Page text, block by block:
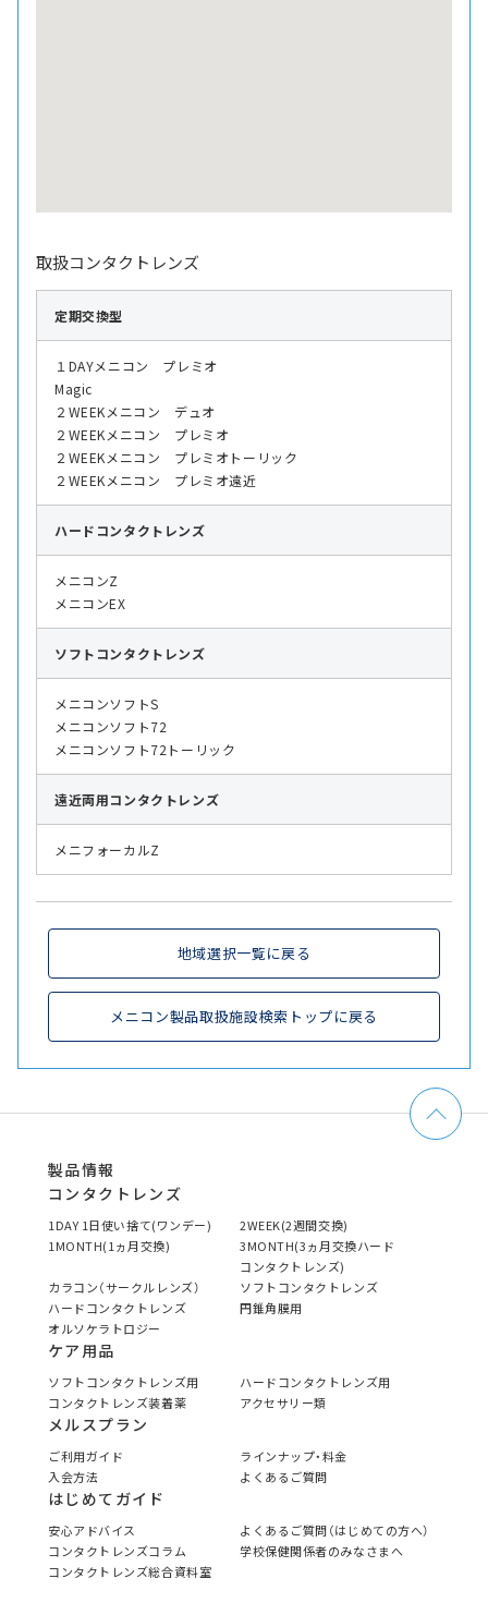
取扱コンタクトレンズ
定期交換型
１DAYメニコン プレミオ
Magic
２WEEKメニコン デュオ
２WEEKメニコン プレミオ
２WEEKメニコン プレミオトーリック
２WEEKメニコン プレミオ遠近
ハード コンタクトレンズ
メニコンZ
メニコンEX
ソフト コンタクトレンズ
メニコンソフトS
メニコンソフト72
メニコンソフト72トーリック
遠近両用コンタクトレンズ
メニフォーカルZ
地域選択一覧に戻る
メニコン製品取扱施設検索トップに戻る
製品情報
コンタクトレンズ
1DAY 1日使い捨て(ワンデー)
2WEEK(2週間交換)
1MONTH(1ヵ月交換)
3MONTH(3ヵ月交換ハード
コンタクトレンズ)
カラコン（サークルレンズ）
ソフトコンタクトレンズ
ハードコンタクトレンズ
円錐角膜用
オルソケラトロジー
ケア用品
ソフトコンタクトレンズ用
ハードコンタクトレンズ用
コンタクトレンズ装着薬
アクセサリー類
メルスプラン
ご利用ガイド
ラインナップ・料金
入会方法
よくあるご質問
はじめてガイド
安心アドバイス
よくあるご質問（はじめての方へ）
コンタクトレンズコラム
学校保健関係者のみなさまへ
コンタクトレンズ総合資料室